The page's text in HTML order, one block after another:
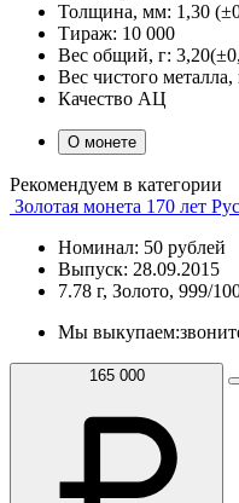
Толщина, мм: 1,30
Тираж: 10 000
Вес общий, г:
Вес чистого металла,
Качество АЦ
О монете
Рекомендуем в категории
Золотая монета 170 лет
Номинал: 50 рублей
Выпуск: 28.09.2015
7.78 г, Золото, 999/
Мы выкупаем:
165 000